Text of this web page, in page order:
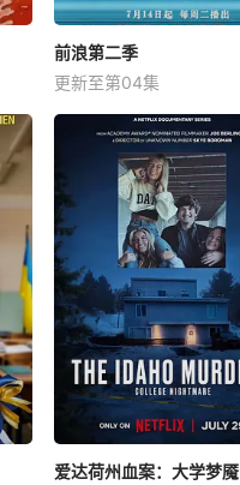
前浪第二季
更新至第04集
爱达荷州血案：大学梦魇